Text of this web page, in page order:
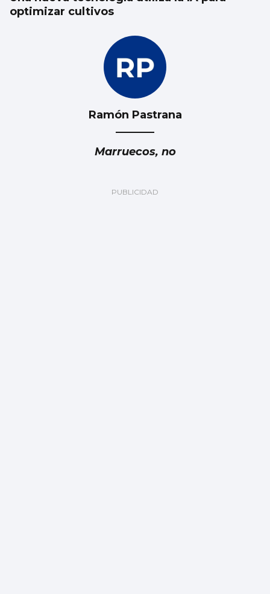
optimizar cultivos
Ramón Pastrana
Marruecos, no